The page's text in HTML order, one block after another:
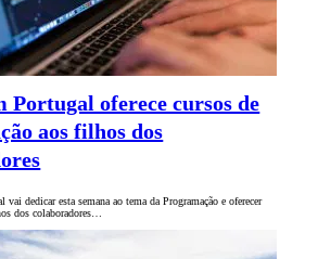
Portugal oferece cursos de
aos filhos dos
dedicar esta semana ao tema da Programação e oferecer
dos colaboradores…